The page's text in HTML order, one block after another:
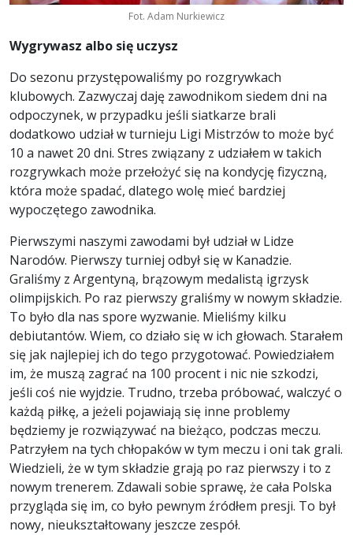
Fot. Adam Nurkiewicz
Wygrywasz albo się uczysz
Do sezonu przystępowaliśmy po rozgrywkach
klubowych. Zazwyczaj daję zawodnikom siedem dni na
odpoczynek, w przypadku jeśli siatkarze brali
dodatkowo udział w turnieju Ligi Mistrzów to może być
10 a nawet 20 dni. Stres związany z udziałem w takich
rozgrywkach może przełożyć się na kondycję fizyczną,
która może spadać, dlatego wolę mieć bardziej
wypoczętego zawodnika.
Pierwszymi naszymi zawodami był udział w Lidze
Narodów. Pierwszy turniej odbył się w Kanadzie.
Graliśmy z Argentyną, brązowym medalistą igrzysk
olimpijskich. Po raz pierwszy graliśmy w nowym składzie.
To było dla nas spore wyzwanie. Mieliśmy kilku
debiutantów. Wiem, co działo się w ich głowach. Starałem
się jak najlepiej ich do tego przygotować. Powiedziałem
im, że muszą zagrać na 100 procent i nic nie szkodzi,
jeśli coś nie wyjdzie. Trudno, trzeba próbować, walczyć o
każdą piłkę, a jeżeli pojawiają się inne problemy
będziemy je rozwiązywać na bieżąco, podczas meczu.
Patrzyłem na tych chłopaków w tym meczu i oni tak grali.
Wiedzieli, że w tym składzie grają po raz pierwszy i to z
nowym trenerem. Zdawali sobie sprawę, że cała Polska
przygląda się im, co było pewnym źródłem presji. To był
nowy, nieukształtowany jeszcze zespół.